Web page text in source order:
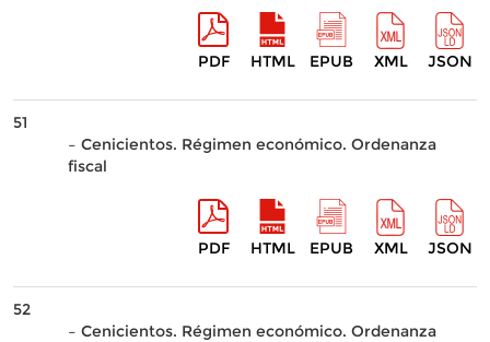
PDF HTML EPUB XML JSON
51
– Cenicientos. Régimen económico. Ordenanza
fiscal
PDF HTML EPUB XML JSON
52
– Cenicientos. Régimen económico. Ordenanza